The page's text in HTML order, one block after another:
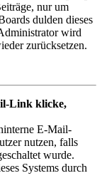
nur um
dulden dieses
wird
zurücksetzen.
Link klicke,
E-Mail-
nutzen, falls
wurde.
Systems durch